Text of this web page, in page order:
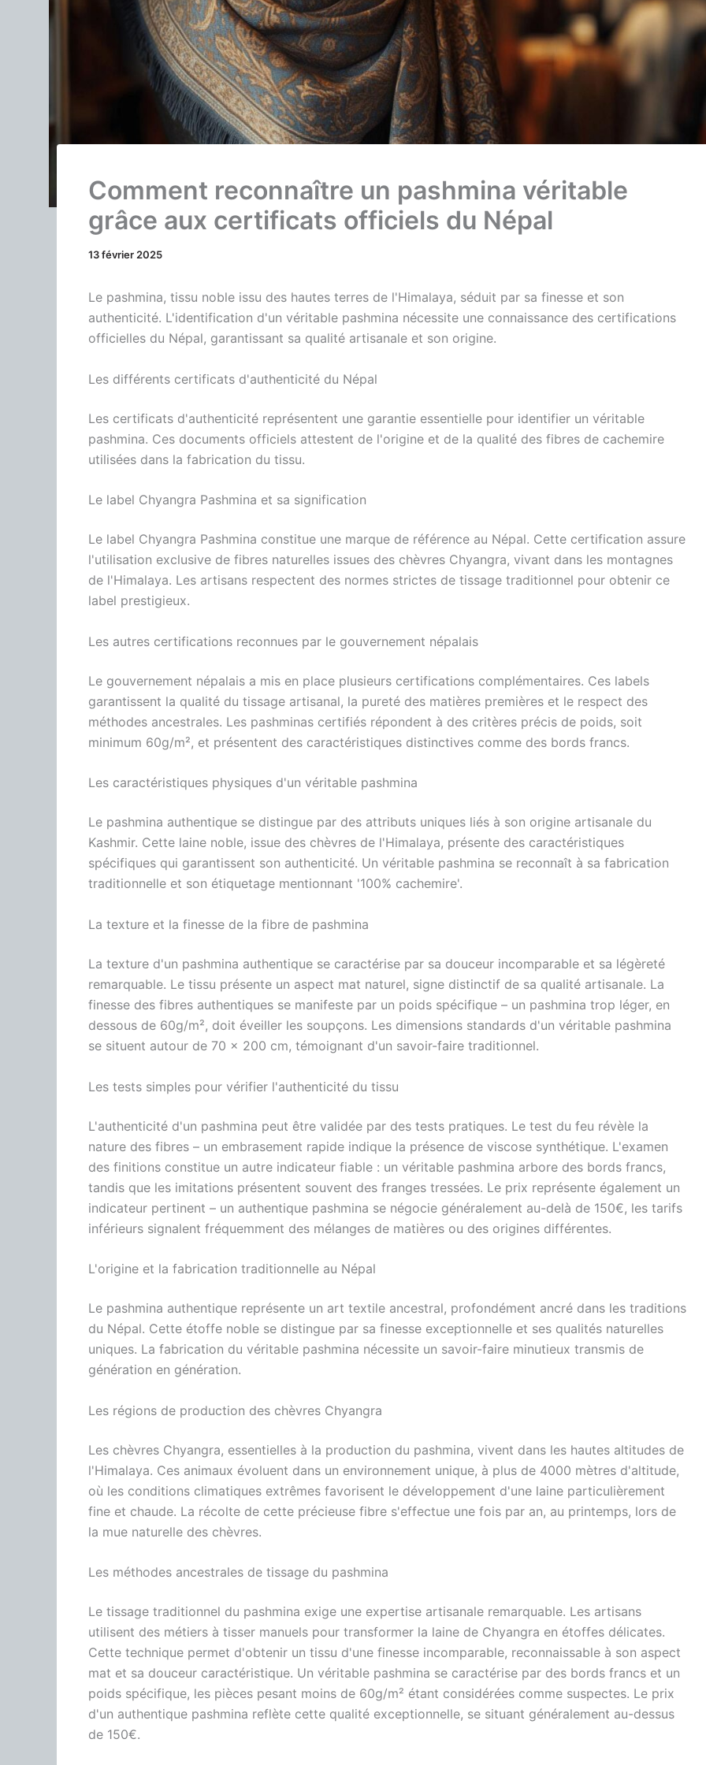
Comment reconnaître un pashmina véritable
grâce aux certificats officiels du Népal
13 février 2025
Le pashmina, tissu noble issu des hautes terres de l'Himalaya, séduit par sa finesse et son
authenticité. L'identification d'un véritable pashmina nécessite une connaissance des certifications
officielles du Népal, garantissant sa qualité artisanale et son origine.
Les différents certificats d'authenticité du Népal
Les certificats d'authenticité représentent une garantie essentielle pour identifier un véritable
pashmina. Ces documents officiels attestent de l'origine et de la qualité des fibres de cachemire
utilisées dans la fabrication du tissu.
Le label Chyangra Pashmina et sa signification
Le label Chyangra Pashmina constitue une marque de référence au Népal. Cette certification assure
l'utilisation exclusive de fibres naturelles issues des chèvres Chyangra, vivant dans les montagnes
de l'Himalaya. Les artisans respectent des normes strictes de tissage traditionnel pour obtenir ce
label prestigieux.
Les autres certifications reconnues par le gouvernement népalais
Le gouvernement népalais a mis en place plusieurs certifications complémentaires. Ces labels
garantissent la qualité du tissage artisanal, la pureté des matières premières et le respect des
méthodes ancestrales. Les pashminas certifiés répondent à des critères précis de poids, soit
minimum 60g/m², et présentent des caractéristiques distinctives comme des bords francs.
Les caractéristiques physiques d'un véritable pashmina
Le pashmina authentique se distingue par des attributs uniques liés à son origine artisanale du
Kashmir. Cette laine noble, issue des chèvres de l'Himalaya, présente des caractéristiques
spécifiques qui garantissent son authenticité. Un véritable pashmina se reconnaît à sa fabrication
traditionnelle et son étiquetage mentionnant '100% cachemire'.
La texture et la finesse de la fibre de pashmina
La texture d'un pashmina authentique se caractérise par sa douceur incomparable et sa légèreté
remarquable. Le tissu présente un aspect mat naturel, signe distinctif de sa qualité artisanale. La
finesse des fibres authentiques se manifeste par un poids spécifique – un pashmina trop léger, en
dessous de 60g/m², doit éveiller les soupçons. Les dimensions standards d'un véritable pashmina
se situent autour de 70 x 200 cm, témoignant d'un savoir-faire traditionnel.
Les tests simples pour vérifier l'authenticité du tissu
L'authenticité d'un pashmina peut être validée par des tests pratiques. Le test du feu révèle la
nature des fibres – un embrasement rapide indique la présence de viscose synthétique. L'examen
des finitions constitue un autre indicateur fiable : un véritable pashmina arbore des bords francs,
tandis que les imitations présentent souvent des franges tressées. Le prix représente également un
indicateur pertinent – un authentique pashmina se négocie généralement au-delà de 150€, les tarifs
inférieurs signalent fréquemment des mélanges de matières ou des origines différentes.
L'origine et la fabrication traditionnelle au Népal
Le pashmina authentique représente un art textile ancestral, profondément ancré dans les traditions
du Népal. Cette étoffe noble se distingue par sa finesse exceptionnelle et ses qualités naturelles
uniques. La fabrication du véritable pashmina nécessite un savoir-faire minutieux transmis de
génération en génération.
Les régions de production des chèvres Chyangra
Les chèvres Chyangra, essentielles à la production du pashmina, vivent dans les hautes altitudes de
l'Himalaya. Ces animaux évoluent dans un environnement unique, à plus de 4000 mètres d'altitude,
où les conditions climatiques extrêmes favorisent le développement d'une laine particulièrement
fine et chaude. La récolte de cette précieuse fibre s'effectue une fois par an, au printemps, lors de
la mue naturelle des chèvres.
Les méthodes ancestrales de tissage du pashmina
Le tissage traditionnel du pashmina exige une expertise artisanale remarquable. Les artisans
utilisent des métiers à tisser manuels pour transformer la laine de Chyangra en étoffes délicates.
Cette technique permet d'obtenir un tissu d'une finesse incomparable, reconnaissable à son aspect
mat et sa douceur caractéristique. Un véritable pashmina se caractérise par des bords francs et un
poids spécifique, les pièces pesant moins de 60g/m² étant considérées comme suspectes. Le prix
d'un authentique pashmina reflète cette qualité exceptionnelle, se situant généralement au-dessus
de 150€.